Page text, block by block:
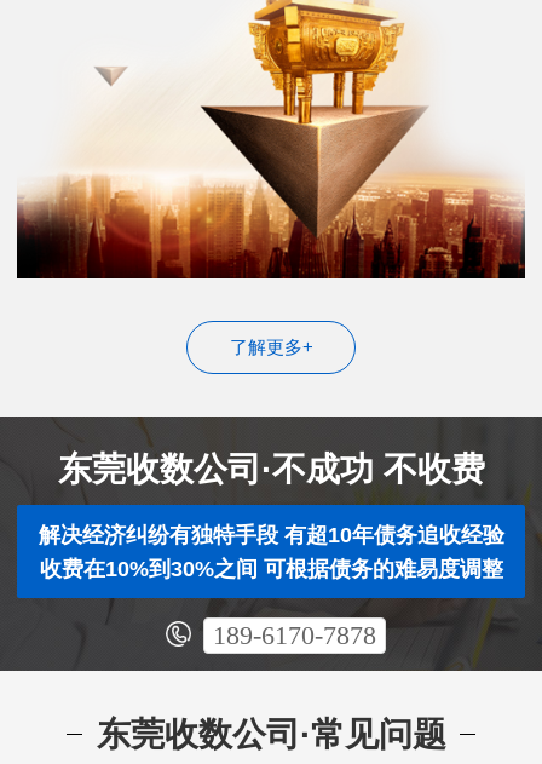
了解更多+
东莞收数公司·不成功 不收费
解决经济纠纷有独特手段 有超10年债务追收经验
收费在10%到30%之间 可根据债务的难易度调整
189-6170-7878
东莞收数公司·常见问题